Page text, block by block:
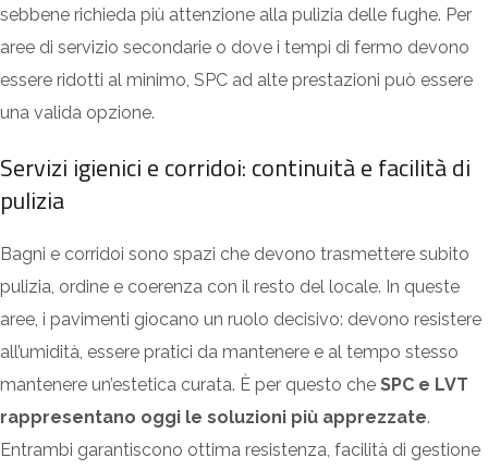
sebbene richieda più attenzione alla pulizia delle fughe. Per
aree di servizio secondarie o dove i tempi di fermo devono
essere ridotti al minimo, SPC ad alte prestazioni può essere
una valida opzione.
Servizi igienici e corridoi: continuità e facilità di
pulizia
Bagni e corridoi sono spazi che devono trasmettere subito
pulizia, ordine e coerenza con il resto del locale. In queste
aree, i pavimenti giocano un ruolo decisivo: devono resistere
all’umidità, essere pratici da mantenere e al tempo stesso
mantenere un’estetica curata. È per questo che SPC e LVT
rappresentano oggi le soluzioni più apprezzate.
Entrambi garantiscono ottima resistenza, facilità di gestione